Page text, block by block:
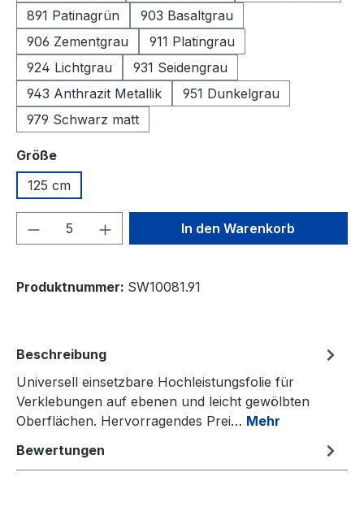
891 Patinagrün
903 Basaltgrau
906 Zementgrau
911 Platingrau
924 Lichtgrau
931 Seidengrau
943 Anthrazit Metallik
951 Dunkelgrau
979 Schwarz matt
Größeauswählen
125 cm
Produkt Anzahl: Gib denIn den Warenkorb
Produktnummer: SW10081.91
Beschreibung
Universell einsetzbare Hochleistungsfolie für
Verklebungen auf ebenen und leicht gewölbten
Oberflächen. Hervorragendes Prei… Mehr
Bewertungen